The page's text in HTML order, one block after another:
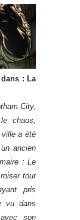
dans : La
City,
chaos,
a été
ancien
: Le
tour
pris
vu dans
son